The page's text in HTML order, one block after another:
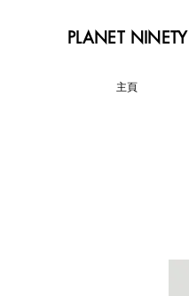
PLANET NINETY
主頁